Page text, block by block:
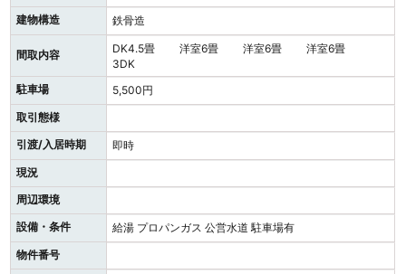
建物構造
鉄骨造
間取内容
DK4.5畳 洋室6畳 洋室6畳 洋室6畳
3DK
駐車場
5,500円
取引態様
引渡/入居時期
即時
現況
周辺環境
設備・条件
給湯 プロパンガス 公営水道 駐車場有
物件番号